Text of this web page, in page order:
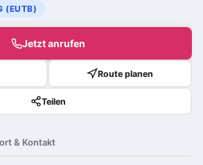
(EUTB)
Jetzt anrufen
Route planen
Teilen
& Kontakt